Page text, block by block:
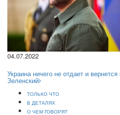
04.07.2022
Украина ничего не отдает и
Зеленский
ТОЛЬКО ЧТО
В ДЕТАЛЯХ
О ЧЕМ ГОВОРЯТ